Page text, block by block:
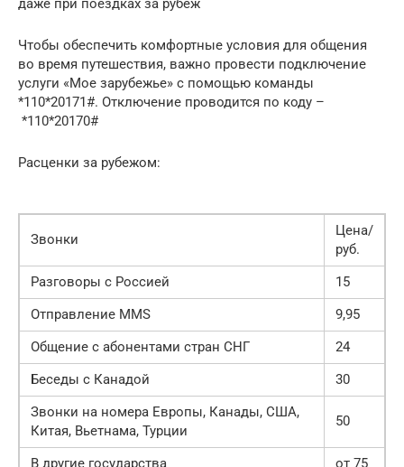
даже при поездках за рубеж
Чтобы обеспечить комфортные условия для общения
во время путешествия, важно провести подключение
услуги «Мое зарубежье» с помощью команды
*110*20171#. Отключение проводится по коду –
*110*20170#
Расценки за рубежом:
Звонки
Цена/
руб.
Разговоры с Россией
15
Отправление MMS
9,95
Общение с абонентами стран СНГ
24
Беседы с Канадой
30
Звонки на номера Европы, Канады, США,
Китая, Вьетнама, Турции
50
В другие государства от 75